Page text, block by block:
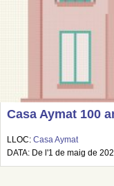
Casa Aymat 100
LLOC: Casa Aymat
DATA: De l'1 de maig de